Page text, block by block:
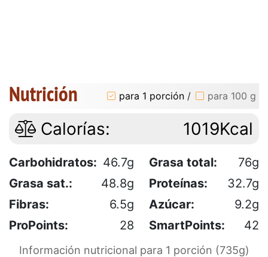
Nutrición para 1 porción / para 100 g
Calorías: 1019Kcal
Carbohidratos: 46.7g Grasa total:
76g
Grasa sat.:
48.8g Proteínas:
32.7g
Fibras:
6.5g Azúcar:
9.2g
ProPoints:
28 SmartPoints: 42
Información nutricional para 1 porción (735g)